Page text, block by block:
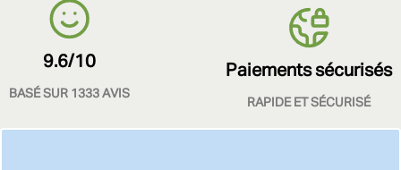
9.6/10
BASÉ SUR 1333 AVIS
Paiements sécurisés
RAPIDE ET SÉCURISÉ